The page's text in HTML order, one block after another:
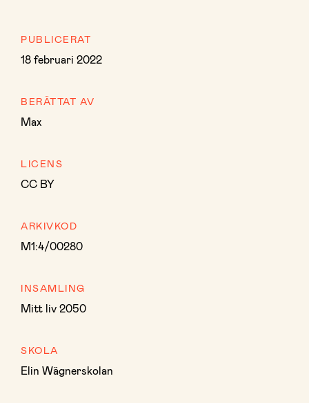
PUBLICERAT
18 februari 2022
BERÄTTAT AV
Max
LICENS
CC BY
ARKIVKOD
M1:4/00280
INSAMLING
Mitt liv 2050
SKOLA
Elin Wägnerskolan